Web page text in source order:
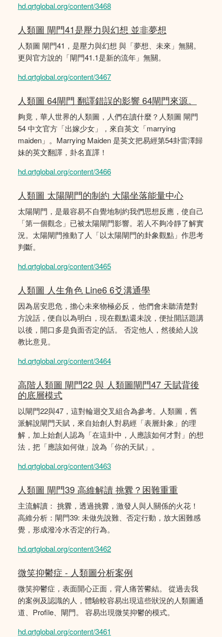
hd.qrtglobal.org/content/3468
人類圖 閘門41是壓力與幻想 並非夢想
人類圖 閘門41，是壓力與幻想 與「夢想、未來」無關。
更與官方說的「閘門41.1是新的流年」無關。
hd.qrtglobal.org/content/3467
人類圖 64閘門 翻譯錯誤的影響 64閘門來源。
夠竟，華人世界的人類圖，人們在讀什麼？人類圖 閘門
54 中文官方「出嫁少女」，來自英文「marrying
maiden」。Marrying Maiden 是英文把易經第54卦雷澤歸
妹的英文翻譯，卦名直譯！
hd.qrtglobal.org/content/3466
人類圖 太陽閘門的制約 大陽坐落能量中心
太陽閘門，是最容易不自覺地制約我們思想反應，使自己
「第一個觀念」已被太陽閘門影響。若人不夠冷靜了解實
況。太陽閘門推動了人「以太陽閘門的卦象觀點」作思考
判斷。
hd.qrtglobal.org/content/3465
人類圖 人生角色 Line6 6爻溝通學
因為居安思危，擔心未來物極必反， 他們會未聽清楚對
方說話，便自以為明白，現在觀點還未說，便扯開話題講
以後，開口多是負面否定的話。 否定他人，然後給人說
教比意見。
hd.qrtglobal.org/content/3464
高階人類圖 閘門22 與 人類圖閘門47 天賦背後
的底層模式
以閘門22與47，這對輪迴交叉組合為參考。人類圖，舊
派解說閘門天賦，來自始創人對易經「表層卦象」的理
解，加上始創人認為「在這卦中，人應該如何才對」的想
法，把「應該如何做」說為「你的天賦」。
hd.qrtglobal.org/content/3463
人類圖 閘門39 高維解讀 挑釁？困難重重
主流解讀： 挑釁，透過挑釁，激發人與人關係的火花！
高維分析：閘門39: 未做先說難、否定行動，放大困難感
覺，形成潑冷水否定的行為。
hd.qrtglobal.org/content/3462
微笑抑鬱症 - 人類圖分析案例
微笑抑鬱症，表面開心正面，背人痛苦鬰結。 從過去我
的案例及認識的人，體驗較容易出現這些狀況的人類圖通
道、Profile、閘門。 容易出現微笑抑鬱的模式。
hd.qrtglobal.org/content/3461